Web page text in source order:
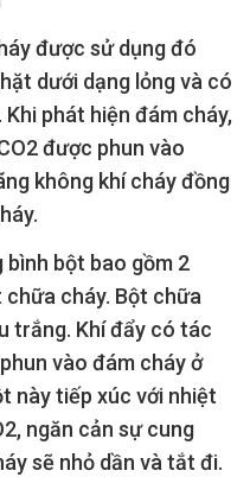
được sử dụng đó
dưới dạng lỏng và có
phát hiện đám cháy,
được phun vào
không khí cháy đồng
bột bao gồm 2
cháy. Bột chữa
trắng. Khí đẩy có tác
vào đám cháy ở
này tiếp xúc với nhiệt
ngăn cản sự cung
sẽ nhỏ dần và tắt đi.